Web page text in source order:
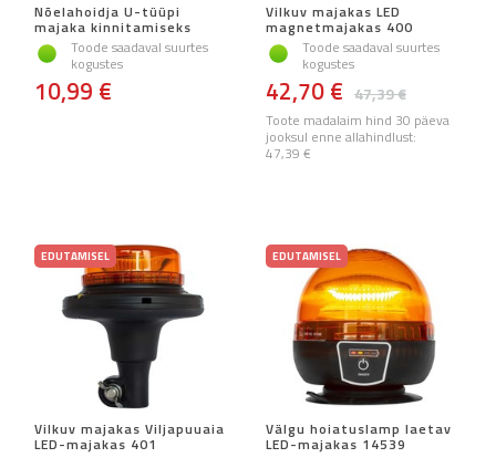
Nõelahoidja U-tüüpi
majaka kinnitamiseks
Toode saadaval suurtes
kogustes
10,99 €
Vilkuv majakas LED
magnetmajakas 400
Toode saadaval suurtes
kogustes
47,39 €
42,70 €
Toote madalaim hind 30 päeva
jooksul enne allahindlust:
47,39 €
EDUTAMISEL
Vilkuv majakas Viljapuuaia
LED-majakas 401
EDUTAMISEL
Välgu hoiatuslamp laetav
LED-majakas 14539